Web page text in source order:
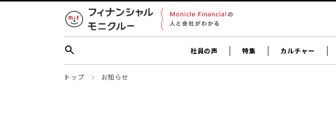
社員の声 特集 カルチャー
トップ お知らせ